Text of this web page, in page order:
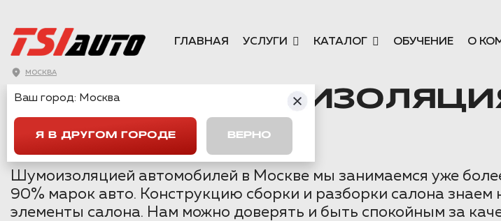
МОСКВА
ГЛАВНАЯ УСЛУГИ КАТАЛОГ ОБУЧЕНИЕ О
ПОЛНАЯ ШУМОИЗОЛЯЦИЯ
МОСКВЕ
Шумоизоляцией автомобилей в Москве мы занимаемся уже
90% марок авто. Конструкцию сборки и разборки салона
элементы салона. Нам можно доверять и быть спокойным за
Ваш город: Москва
Я В ДРУГОМ ГОРОДЕ ВЕРНО